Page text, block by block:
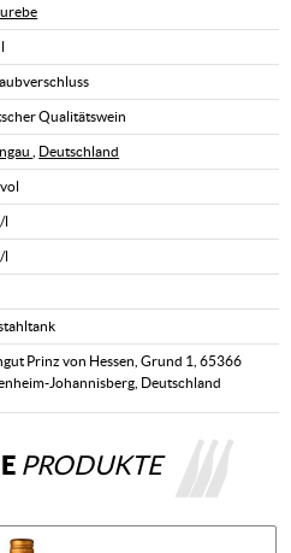
Qualitätswein
Deutschland
l
l
Prinz von Hessen, Grund 1, 65366
Johannisberg, Deutschland
PRODUKTE